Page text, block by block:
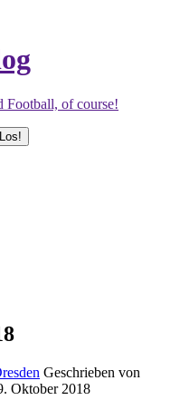
Football, of course!
Geschrieben von
Oktober 2018